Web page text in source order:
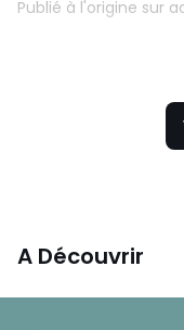
Publié à l'origine sur
A Découvrir